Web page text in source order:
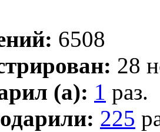
6508
28
(а): 1 раз.
225